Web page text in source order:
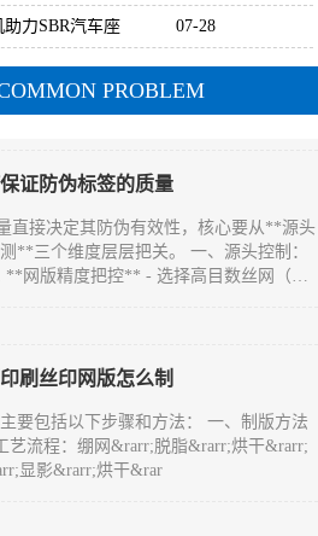
力SBR汽车座 07-28
PROBLEM
致性的核心，是**消除全流程变量**，
参数、统一操作规范和量化检测，实现
性基础 1. **材料批次化管理** - 同一
度层层把关。 一、源头控制：
控** - 选择高目数丝网（如
字、精细纹理能清晰呈现，目数过低易导
艺流程：绷网&rarr;脱脂&rarr;烘干&rarr;
显影&rarr;烘干&rar